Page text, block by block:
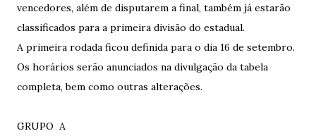
vencedores, além de disputarem a final, também já estarão
classificados para a primeira divisão do estadual.
A primeira rodada ficou definida para o dia 16 de setembro.
Os horários serão anunciados na divulgação da tabela
completa, bem como outras alterações.
GRUPO A